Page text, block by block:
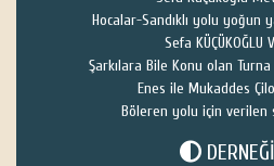
Hocalar-Sandıklı yolu yoğun
Sefa
Şarkılara Bile Konu olan
Enes ile Mukaddes
Böleren yolu için verilen